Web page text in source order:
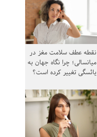
نقطه عطف سلامت مغز در
میانسالی؛ چرا نگاه جهان به
یائسگی تغییر کرده است؟